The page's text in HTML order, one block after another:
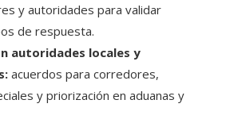
y autoridades para validar
de respuesta.
autoridades locales y
acuerdos para corredores,
y priorización en aduanas y